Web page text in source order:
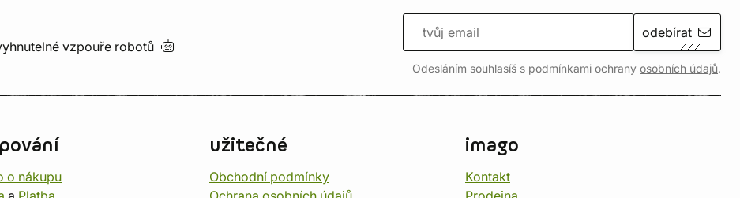
vzpouře robotů
odebírat
Odesláním souhlasíš s podmínkami ochrany osobních údajů.
o nákupu
užitečné
Obchodní podmínky
imago
Kontakt